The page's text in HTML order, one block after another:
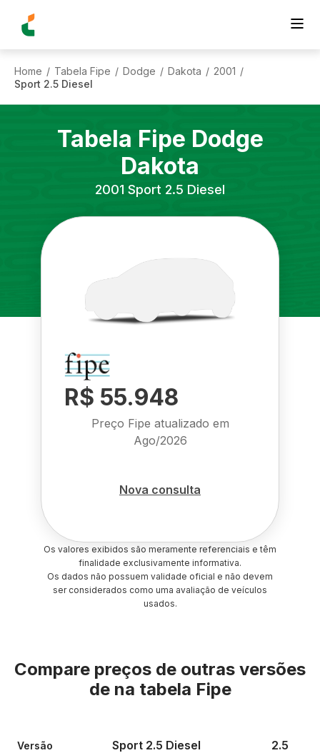
Home / Tabela Fipe / Dodge / Dakota / 2001 /
Sport 2.5 Diesel
Tabela Fipe Dodge
Dakota
2001 Sport 2.5 Diesel
R$ 55.948
Preço Fipe atualizado em
Ago/2026
Nova consulta
Os valores exibidos são meramente referenciais e têm
finalidade exclusivamente informativa.
Os dados não possuem validade oficial e não devem
ser considerados como uma avaliação de veículos
usados.
Compare preços de outras versões
de na tabela Fipe
Versão Sport 2.5 Diesel 2.5